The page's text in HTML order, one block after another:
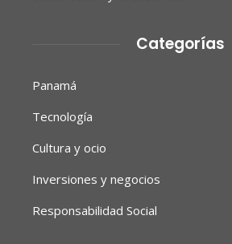
Categorías
Panamá
Tecnología
Cultura y ocio
Inversiones y negocios
Responsabilidad Social